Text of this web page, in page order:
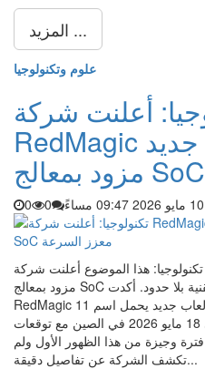
المزيد ...
علوم وتكنولوجيا
أعلنت شركة
RedMagic عن هاتف ألعاب جديد
0
0
تكنولوجيا: هذا الموضوع أعلنت شركة RedMagic عن هاتف ألعاب جديد
مزود بمعالج SoC معزز السرعة ظهر على التقنية بلا حدود. أكدت
RedMagic رسميا استعدادها لإطلاق هاتف ألعاب جديد يحمل اسم 11S
برو ومن المقرر الكشف عنه في 18 مايو 2026 في الصين مع توقعات
وجيزة من هذا الظهور الأول ولم
تكشف الشركة عن تفاصيل دقيقة...